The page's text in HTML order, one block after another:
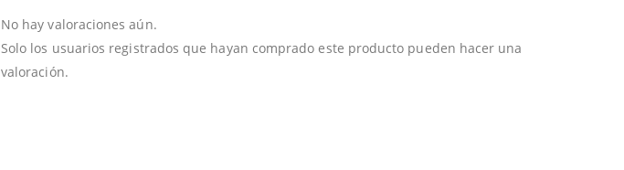
No hay valoraciones aún.
Solo los usuarios registrados que hayan comprado este producto pueden hacer una
valoración.